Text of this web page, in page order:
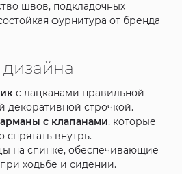
швов, подкладочных
фурнитура от бренда
с лацканами правильной
декоративной строчкой.
с клапанами, которые
внутрь.
на спинке, обеспечивающие
ходьбе и сидении.